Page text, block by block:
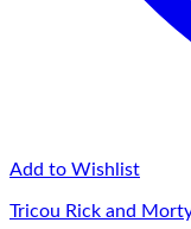
Add to Wishlist
Tricou Rick and